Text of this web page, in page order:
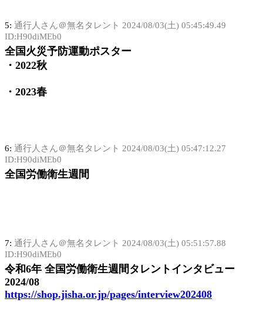
5: 通行人さん＠無名タレント 2024/08/03(土) 05:45:49.49
ID:H90diMEb0
全国火災予防運動ポスター
・2022秋
・2023春
6: 通行人さん＠無名タレント 2024/08/03(土) 05:47:12.27
ID:H90diMEb0
全国労働衛生週間
7: 通行人さん＠無名タレント 2024/08/03(土) 05:51:57.88
ID:H90diMEb0
令和6年 全国労働衛生週間タレントインタビュー
2024/08
https://shop.jisha.or.jp/pages/interview202408